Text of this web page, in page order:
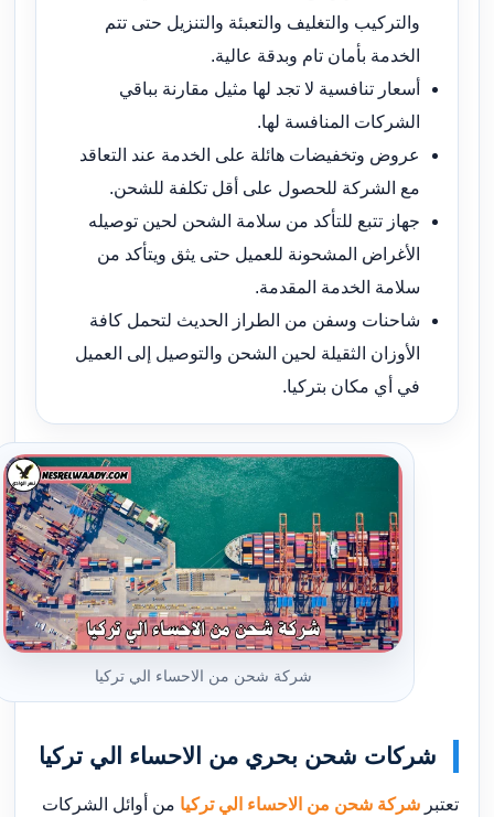
والتركيب والتغليف والتعبئة والتنزيل حتى تتم
الخدمة بأمان تام وبدقة عالية.
أسعار تنافسية لا تجد لها مثيل مقارنة بباقي
الشركات المنافسة لها.
عروض وتخفيضات هائلة على الخدمة عند التعاقد
مع الشركة للحصول على أقل تكلفة للشحن.
جهاز تتبع للتأكد من سلامة الشحن لحين توصيله
الأغراض المشحونة للعميل حتى يثق ويتأكد من
سلامة الخدمة المقدمة.
شاحنات وسفن من الطراز الحديث لتحمل كافة
الأوزان الثقيلة لحين الشحن والتوصيل إلى العميل
في أي مكان بتركيا.
شركة شحن من الاحساء الي تركيا
شركات شحن بحري من الاحساء الي تركيا
تعتبر شركة شحن من الاحساء الي تركيامن أوائل الشركات